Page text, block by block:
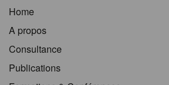
Home
A propos
Consultance
Publications